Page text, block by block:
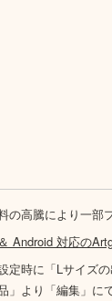
の高騰により一部
Android 対応の
定時に「Lサイズ
」より「編集」に